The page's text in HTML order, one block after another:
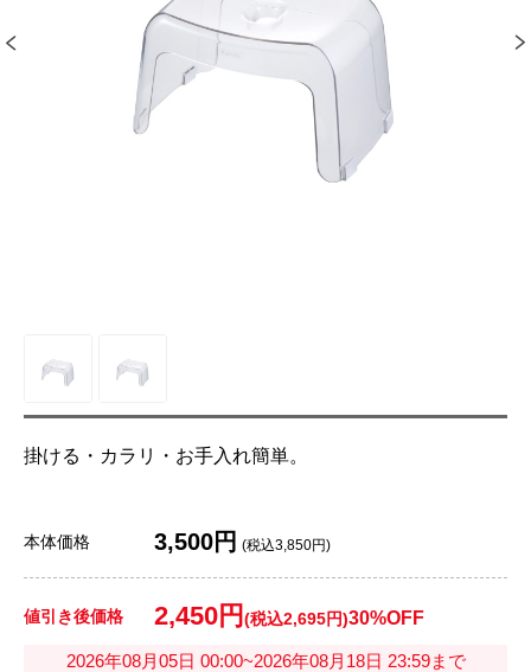
掛ける・カラリ・お手入れ簡単。
本体価格 3,500円 (税込3,850円)
値引き後価格 2,450円 (税込2,695円)30%OFF
2026年08月05日 00:00~2026年08月18日 23:59まで